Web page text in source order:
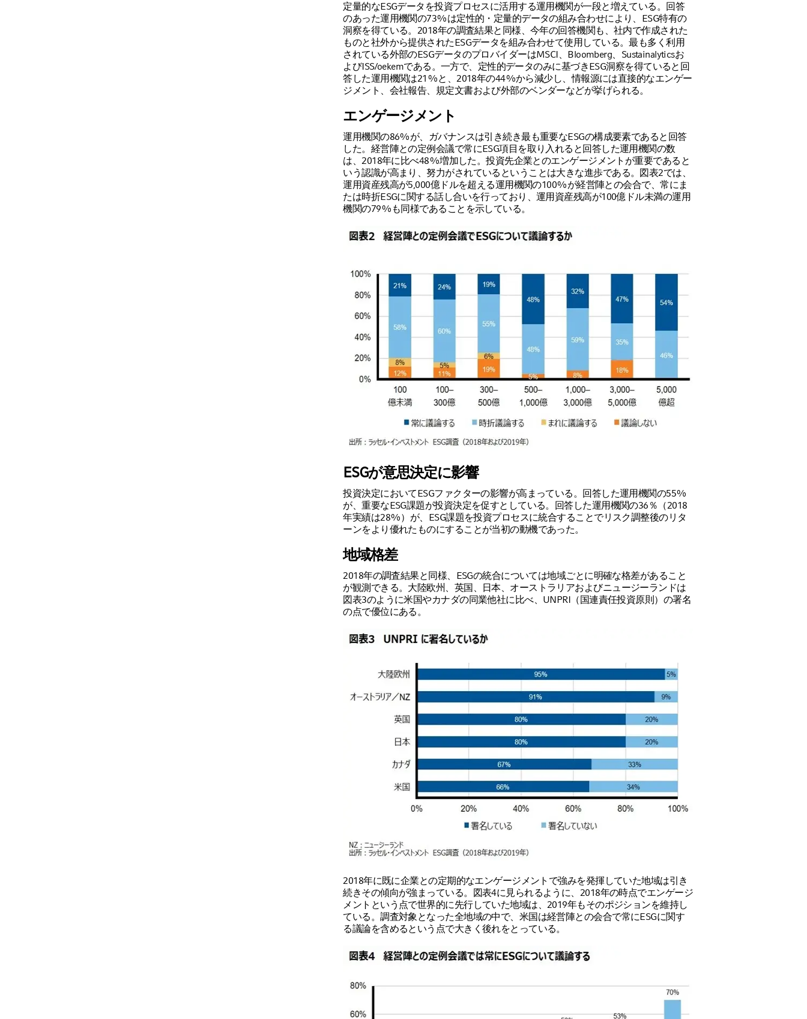
定量的なESGデータを投資プロセスに活用する運用機関が一段と増えている。回答
のあった運用機関の73%は定性的・定量的データの組み合わせにより、ESG特有の
洞察を得ている。2018年の調査結果と同様、今年の回答機関も、社内で作成された
ものと社外から提供されたESGデータを組み合わせて使用している。最も多く利用
されている外部のESGデータのプロバイダーはMSCI、Bloomberg、Sustainalyticsお
よびISS/oekemである。一方で、定性的データのみに基づきESG洞察を得ていると回
答した運用機関は21%と、2018年の44%から減少し、情報源には直接的なエンゲー
ジメント、会社報告、規定文書および外部のベンダーなどが挙げられる。
エンゲージメント
運用機関の86%が、ガバナンスは引き続き最も重要なESGの構成要素であると回答
した。経営陣との定例会議で常にESG項目を取り入れると回答した運用機関の数
は、2018年に比べ48%増加した。投資先企業とのエンゲージメントが重要であると
いう認識が高まり、努力がされているということは大きな進歩である。図表2では、
運用資産残高が5,000億ドルを超える運用機関の100%が経営陣との会合で、常にま
たは時折ESGに関する話し合いを行っており、運用資産残高が100億ドル未満の運用
機関の79%も同様であることを示している。
ESGが意思決定に影響
投資決定においてESGファクターの影響が高まっている。回答した運用機関の55%
が、重要なESG課題が投資決定を促すとしている。回答した運用機関の36％（2018
年実績は28%）が、ESG課題を投資プロセスに統合することでリスク調整後のリタ
ーンをより優れたものにすることが当初の動機であった。
地域格差
2018年の調査結果と同様、ESGの統合については地域ごとに明確な格差があること
が観測できる。大陸欧州、英国、日本、オーストラリアおよびニュージーランドは
図表3のように米国やカナダの同業他社に比べ、UNPRI（国連責任投資原則）の署名
の点で優位にある。
2018年に既に企業との定期的なエンゲージメントで強みを発揮していた地域は引き
続きその傾向が強まっている。図表4に見られるように、2018年の時点でエンゲージ
メントという点で世界的に先行していた地域は、2019年もそのポジションを維持し
ている。調査対象となった全地域の中で、米国は経営陣との会合で常にESGに関す
る議論を含めるという点で大きく後れをとっている。